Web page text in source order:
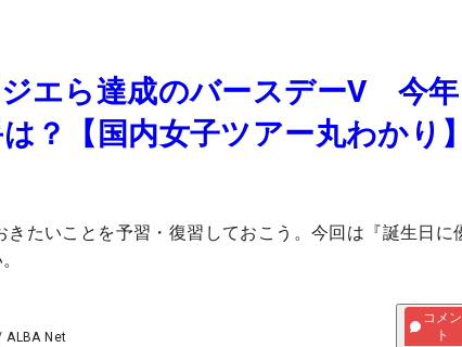
エら達成のバースデーV 今年
？【国内女子ツアー丸わかり】
たいことを予習・復習しておこう。今回は『誕生日に
ALBA Net
コメン
ト